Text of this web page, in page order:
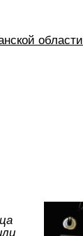
области